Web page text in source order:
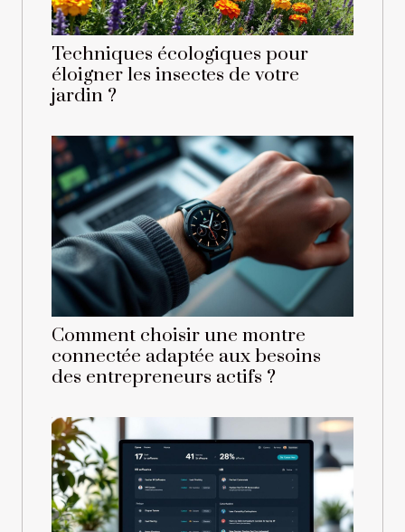
Techniques écologiques pour
éloigner les insectes de votre
jardin ?
Comment choisir une montre
connectée adaptée aux besoins
des entrepreneurs actifs ?